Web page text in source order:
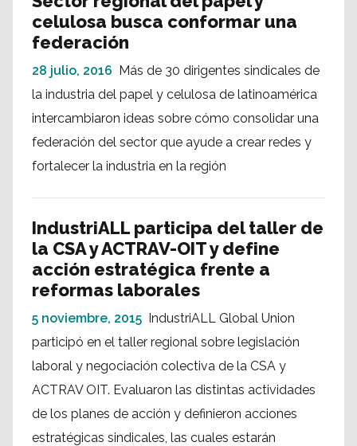
celulosa busca conformar una
federación
28 julio, 2016 Más de 30 dirigentes sindicales de
la industria del papel y celulosa de latinoamérica
intercambiaron ideas sobre cómo consolidar una
federación del sector que ayude a crear redes y
fortalecer la industria en la región
IndustriALL participa del taller de
la CSA y ACTRAV-OIT y define
acción estratégica frente a
reformas laborales
5 noviembre, 2015 IndustriALL Global Union
participó en el taller regional sobre legislación
laboral y negociación colectiva de la CSA y
ACTRAV OIT. Evaluaron las distintas actividades
de los planes de acción y definieron acciones
estratégicas sindicales, las cuales estarán